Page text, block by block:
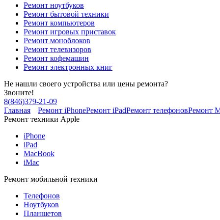
Ремонт ноутбуков
Ремонт бытовой техники
Ремонт компьютеров
Ремонт игровых приставок
Ремонт моноблоков
Ремонт телевизоров
Ремонт кофемашин
Ремонт электронных книг
Не нашли своего устройства или цены ремонта?
Звоните!
8(846)379-21-09
Главная
Ремонт iPhoneРемонт iPadРемонт телефоновРемонт
Ремонт техники Apple
iPhone
iPad
MacBook
iMac
Ремонт мобильной техники
Телефонов
Ноутбуков
Планшетов